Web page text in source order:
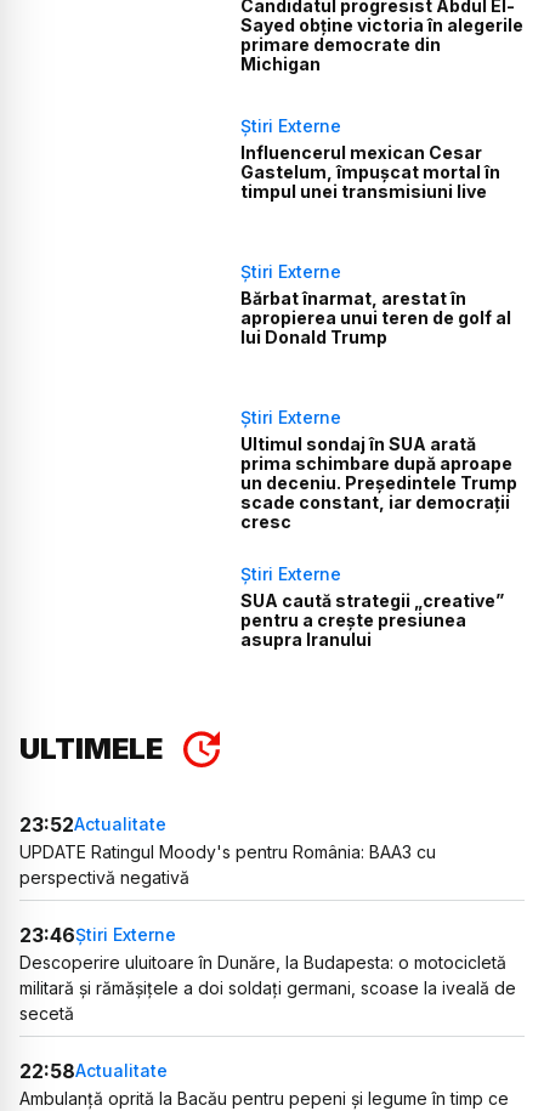
Candidatul progresist Abdul El-
Sayed obține victoria în alegerile
primare democrate din
Michigan
Știri Externe
Influencerul mexican Cesar
Gastelum, împușcat mortal în
timpul unei transmisiuni live
Știri Externe
Bărbat înarmat, arestat în
apropierea unui teren de golf al
lui Donald Trump
Știri Externe
Ultimul sondaj în SUA arată
prima schimbare după aproape
un deceniu. Președintele Trump
scade constant, iar democrații
cresc
Știri Externe
SUA caută strategii „creative”
pentru a crește presiunea
asupra Iranului
ULTIMELE
23:52Actualitate
UPDATE Ratingul Moody's pentru România: BAA3 cu
perspectivă negativă
23:46Știri Externe
Descoperire uluitoare în Dunăre, la Budapesta: o motocicletă
militară și rămășițele a doi soldați germani, scoase la iveală de
secetă
22:58Actualitate
Ambulanță oprită la Bacău pentru pepeni și legume în timp ce